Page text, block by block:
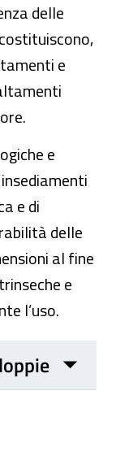
delle
e
e
e di
delle
al fine
e
l’uso.